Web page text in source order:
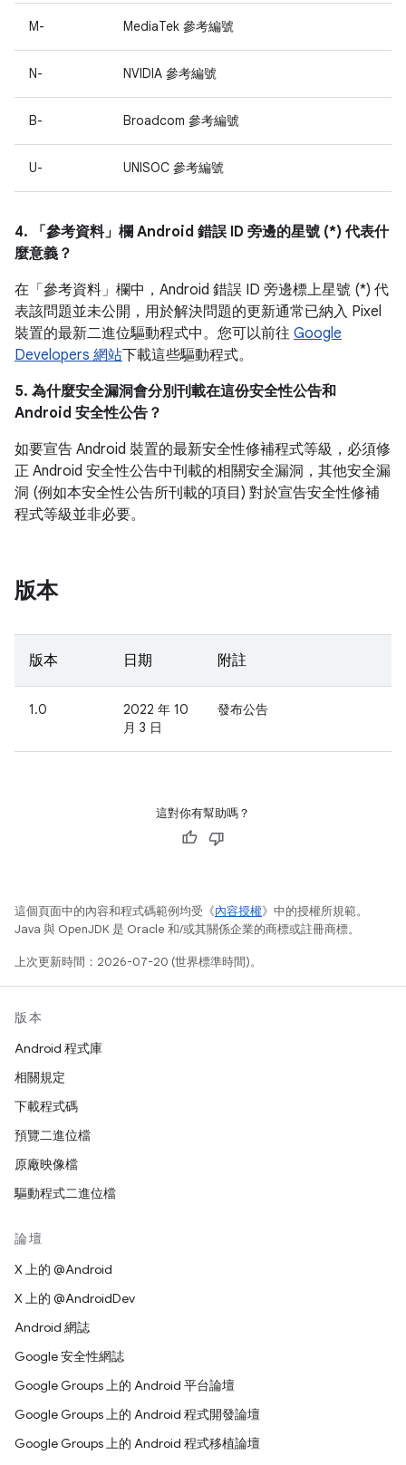
M- MediaTek 參考編號
N- NVIDIA 參考編號
B- Broadcom 參考編號
U- UNISOC 參考編號
4. 「參考資料」 欄 Android 錯誤 ID 旁邊的星號 (*) 代表什
麼意義？
在「參考資料」 欄中，Android 錯誤 ID 旁邊標上星號 (*) 代
表該問題並未公開，用於解決問題的更新通常已納入 Pixel
裝置的最新二進位驅動程式中。您可以前往 Google
Developers 網站下載這些驅動程式。
5. 為什麼安全漏洞會分別刊載在這份安全性公告和
Android 安全性公告？
如要宣告 Android 裝置的最新安全性修補程式等級，必須修
正 Android 安全性公告中刊載的相關安全漏洞，其他安全漏
洞 (例如本安全性公告所刊載的項目) 對於宣告安全性修補
程式等級並非必要。
版本
版本 日期 附註
1.0
2022 年 10
月 3 日
發布公告
這對你有幫助嗎？
這個頁面中的內容和程式碼範例均受《內容授權》中的授權所規範。
Java 與 OpenJDK 是 Oracle 和/或其關係企業的商標或註冊商標。
上次更新時間：2026-07-20 (世界標準時間)。
版本
Android 程式庫
相關規定
下載程式碼
預覽二進位檔
原廠映像檔
驅動程式二進位檔
論壇
X 上的 @Android
X 上的 @AndroidDev
Android 網誌
Google 安全性網誌
Google Groups 上的 Android 平台論壇
Google Groups 上的 Android 程式開發論壇
Google Groups 上的 Android 程式移植論壇